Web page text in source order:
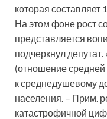
которая составляет
На этом фоне рост
представляется
подчеркнул
(отношение
к среднедушевому
населения. – Прим.
катастрофичной